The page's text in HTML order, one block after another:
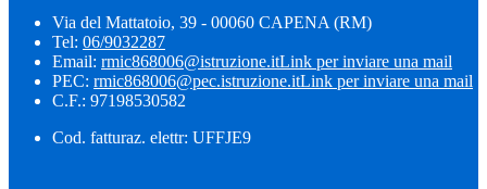
Via del Mattatoio, 39 - 00060 CAPENA (RM)
Tel: 06/9032287
Email: rmic868006@istruzione.itLink per inviare una mail
PEC: rmic868006@pec.istruzione.itLink per inviare una mail
C.F.: 97198530582
Cod. fatturaz. elettr: UFFJE9